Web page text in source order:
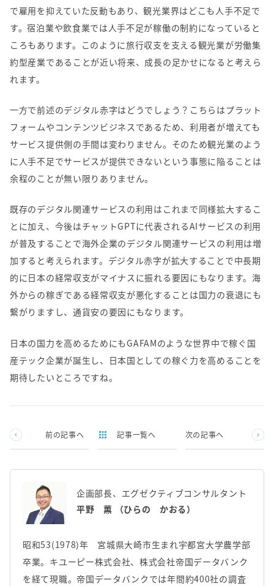
で雇用を抑えていた反動もあり、観光業界はどこも人手不足で
す。宿泊業や飲食業では人手不足が稼働の制約になっていると
ころもあります。このように旅行収支を支える観光業が労働集
約型産業であることが近い将来、成長の足かせになると考えら
れます。
一方で前述のデジタル赤字はどうでしょう？こちらはプラット
フォームやコンテンツビジネスであるため、利用者が増えても
サービス提供側の手間は変わりません。そのため観光業のよう
に人手不足でサービスが提供できないという事態に陥ることは
余程のことが無い限りありません。
既存のデジタル関連サービスの利用はこれまで同様拡大するこ
とに加え、今後はチャットGPTに代表されるAIサービスの利用
が普及することで海外企業のデジタル関連サービスの利用は増
加すると考えられます。デジタル赤字が拡大することで中長期
的に日本の経常収支がマイナスに振れる要因にもなります。海
外からの稼ぎである経常収支が悪化することは国力の衰退にも
繋がりますし、通貨安の要因にもなります。
日本の国力を高めるためにもGAFAMのような世界中で稼ぐ国
産テック企業が誕生し、日本国としての稼ぐ力を高めることを
期待したいところですね。
前の記事へ 記事一覧へ 次の記事へ
企画部長、エグゼクティブコンサルタント
平野 薫 （ひらの かおる）
昭和53(1978)年 宮城県大崎市生まれ宇都宮大学農学部
卒業。キユーピー株式会社、株式会社帝国データバンク
を経て現職。帝国データバンクでは年間約400社の調査